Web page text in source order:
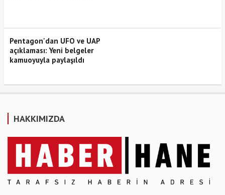
Pentagon'dan UFO ve UAP
açıklaması: Yeni belgeler
kamuoyuyla paylaşıldı
HAKKIMIZDA